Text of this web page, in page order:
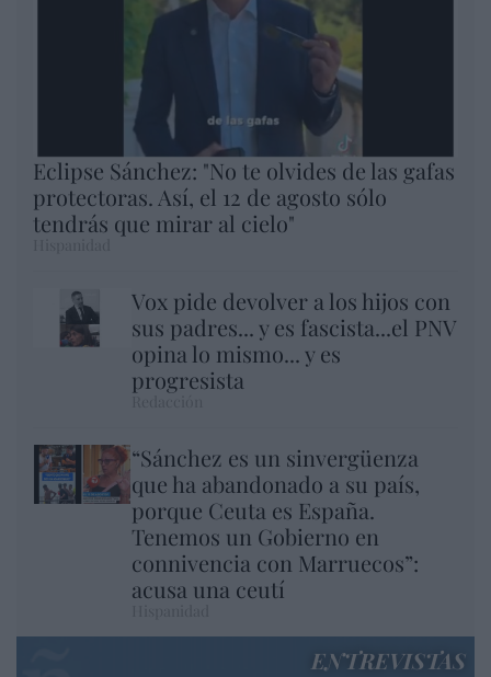
Eclipse Sánchez: "No te olvides de las gafas
protectoras. Así, el 12 de agosto sólo
tendrás que mirar al cielo"
Vox pide devolver a los hijos con
sus padres... y es fascista...el PNV
opina lo mismo... y es
progresista
“Sánchez es un sinvergüenza
que ha abandonado a su país,
porque Ceuta es España.
Tenemos un Gobierno en
connivencia con Marruecos”:
acusa una ceutí
ENTREVISTAS